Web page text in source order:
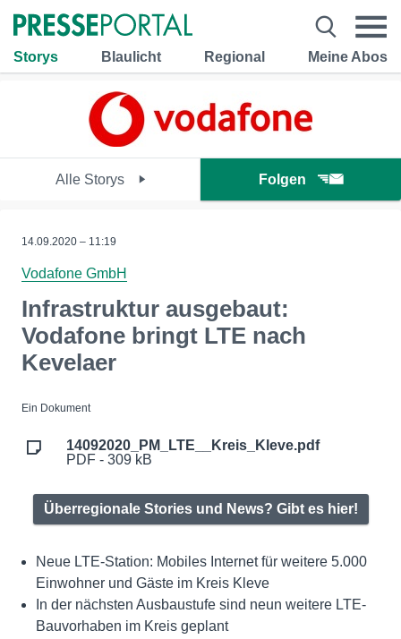
Storys Blaulicht Regional Meine Abos
Alle Storys Folgen
14.09.2020 – 11:19
Vodafone GmbH
Infrastruktur ausgebaut:
Vodafone bringt LTE nach
Kevelaer
Ein Dokument
14092020_PM_LTE__Kreis_Kleve.pdf
PDF - 309 kB
Überregionale Stories und News? Gibt es hier!
Neue LTE-Station: Mobiles Internet für weitere 5.000
Einwohner und Gäste im Kreis Kleve
In der nächsten Ausbaustufe sind neun weitere LTE-
Bauvorhaben im Kreis geplant